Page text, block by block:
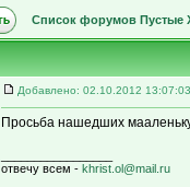
Список форумов Пустые
Добавлено: 02.10.2012 13:07:03
Просьба нашедших
отвечу всем - khrist.ol@mail.ru